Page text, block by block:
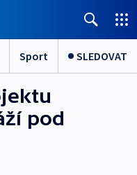
Sport SLEDOVAT
pod